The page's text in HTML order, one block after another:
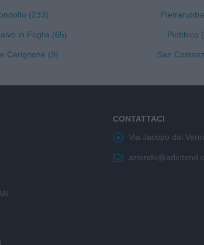
(233)
in Foglia (65)
Cerignone (9)
Piobbico
San
CONTATTACI
Via Jacopo dal